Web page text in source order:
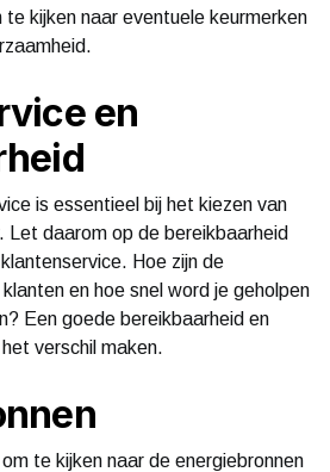
te kijken naar eventuele keurmerken
en
is essentieel bij het kiezen van
Let daarom op de bereikbaarheid
Hoe zijn de
en hoe snel word je geholpen
Een goede bereikbaarheid en
verschil maken.
te kijken naar de energiebronnen